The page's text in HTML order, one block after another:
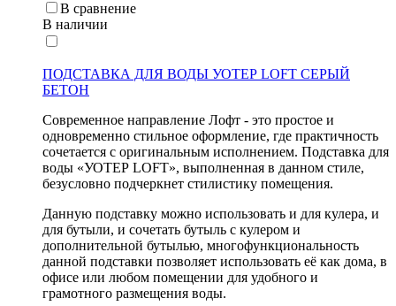
В сравнение
В наличии
ПОДСТАВКА ДЛЯ ВОДЫ УОТЕР LOFT СЕРЫЙ
БЕТОН
Современное направление Лофт - это простое и
одновременно стильное оформление, где практичность
сочетается с оригинальным исполнением. Подставка для
воды «УОТЕР LOFT», выполненная в данном стиле,
безусловно подчеркнет стилистику помещения.
Данную подставку можно использовать и для кулера, и
для бутыли, и сочетать бутыль с кулером и
дополнительной бутылью, многофункциональность
данной подставки позволяет использовать её как дома, в
офисе или любом помещении для удобного и
грамотного размещения воды.